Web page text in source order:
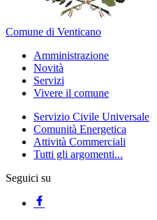
Comune di Venticano
Amministrazione
Novità
Servizi
Vivere il comune
Servizio Civile Universale
Comunità Energetica
Attività Commerciali
Tutti gli argomenti...
Seguici su